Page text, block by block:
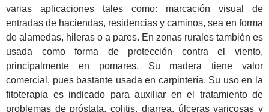
varias aplicaciones tales como: marcación visual de
entradas de haciendas, residencias y caminos, sea en forma
de alamedas, hileras o a pares. En zonas rurales también es
usada como forma de protección contra el viento,
principalmente en pomares. Su madera tiene valor
comercial, pues bastante usada en carpintería. Su uso en la
fitoterapia es indicado para auxiliar en el tratamiento de
problemas de próstata, colitis, diarrea, úlceras varicosas y